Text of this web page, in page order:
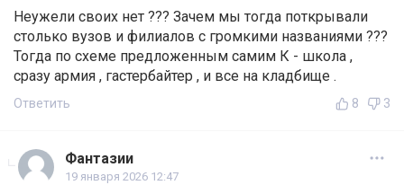
Неужели своих нет ??? Зачем мы тогда поткрывали
столько вузов и филиалов с громкими названиями ???
Тогда по схеме предложенным самим К - школа ,
сразу армия , гастербайтер , и все на кладбище .
Ответить 8 3
Фантазии
19 января 2026 12:47